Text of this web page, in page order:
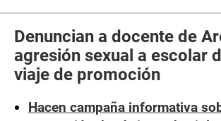
Denuncian a docente de
agresión sexual a escolar
viaje de promoción
Hacen campaña informativa